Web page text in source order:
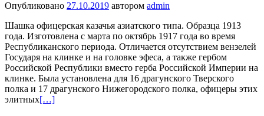
Опубликовано 27.10.2019 автором admin
Шашка офицерская казачья азиатского типа. Образца 1913
года. Изготовлена с марта по октябрь 1917 года во время
Республиканского периода. Отличается отсутствием вензелей
Государя на клинке и на головке эфеса, а также гербом
Российской Республики вместо герба Российской Империи на
клинке. Была установлена для 16 драгунского Тверского
полка и 17 драгунского Нижегородского полка, офицеры этих
элитных[…]